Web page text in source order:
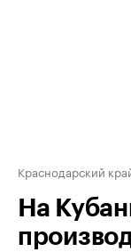
Краснодарский
На